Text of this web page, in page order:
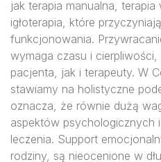
jak terapia manualna,
igłoterapia, które
funkcjonowania.
wymaga czasu i
pacjenta, jak i terapeuty. W
stawiamy na holistyczne
oznacza, że równie dużą
aspektów psychologicznych
leczenia. Support
rodziny, są nieocenione w